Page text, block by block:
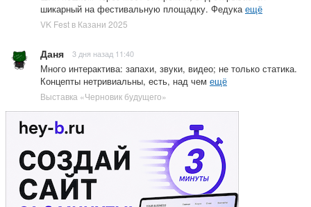
шикарный на фестивальную площадку. Федукаещё
VK Fest в Казани 2025
Даня 3 дня назад 11:40
Много интерактива: запахи, звуки, видео; не только статика.
Концепты нетривиальны, есть, над чем ещё
Выставка «Черновик будущего»